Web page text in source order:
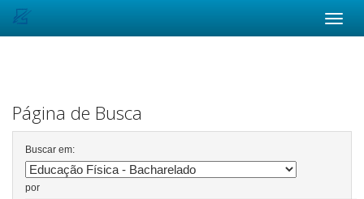
Página de Busca
Buscar em:
por